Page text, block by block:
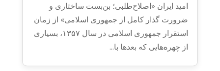
امید ایران ​«اصلاح‌طلبی؛ بن‌بست ساختاری و
ضرورت گذار کامل از جمهوری اسلامی» ​از زمان
استقرار جمهوری اسلامی در سال ۱۳۵۷، بسیاری
از چهره‌هایی که بعدها با...